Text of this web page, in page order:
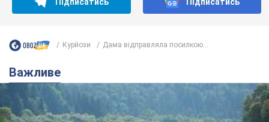
Курйози Дама відправляла посилкою...
Важливе